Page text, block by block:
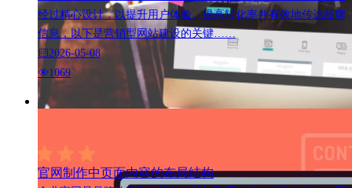
经过精心设计，以提升用户体验、提高转化率并有效地传达品牌
信息，以下是营销型网站建设的关键……
2026-05-08
1069
官网制作中页面内容的布局结构